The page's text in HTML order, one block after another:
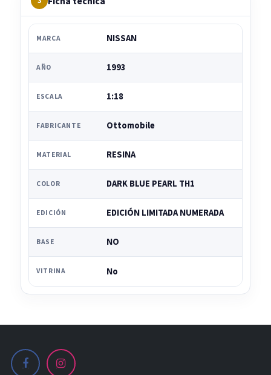
MARCA NISSAN
AÑO 1993
ESCALA 1:18
FABRICANTE Ottomobile
MATERIAL RESINA
COLOR DARK BLUE PEARL TH1
EDICIÓN EDICIÓN LIMITADA NUMERADA
BASE NO
VITRINA No